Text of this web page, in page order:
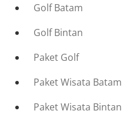
Golf Batam
Golf Bintan
Paket Golf
Paket Wisata Batam
Paket Wisata Bintan